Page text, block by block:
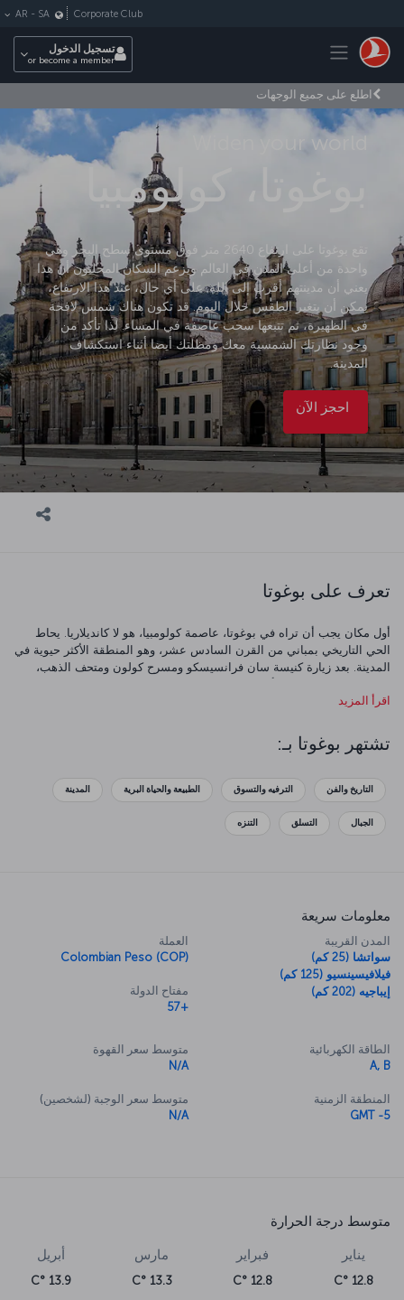
Toggle navigation
Corporate Club
AR - SA
تسجيل الدخول
or become a member
اطلع على جميع الوجهات
Widen your world
بوغوتا، كولومبيا
تقع بوغوتا على ارتفاع 2640 متر فوق مستوى سطح البحر وهي
واحدة من أعلى المدن في العالم ويزعم السكان المحليون أن هذا
يعني أن مدينتهم أقرب إلى الله. على أي حال، عند هذا الارتفاع،
يمكن أن يتغير الطقس خلال اليوم. قد تكون هناك شمس لافحة
في الظهيرة، ثم تتبعها سحب عاصفة في المساء. لذا تأكد من
وجود نظارتك الشمسية معك ومظلتك أيضا أثناء استكشاف
المدينة.
احجز الآن
تعرف على بوغوتا
أول مكان يجب أن تراه في بوغوتا، عاصمة كولومبيا، هو لا كانديلاريا. يحاط
الحي التاريخي بمباني من القرن السادس عشر، وهو المنطقة الأكثر حيوية في
المدينة. بعد زيارة كنيسة سان فرانسيسكو ومسرح كولون ومتحف الذهب،
اقرأ المزيد
تشتهر بوغوتا بـ:
التاريخ والفن الترفيه والتسوق الطبيعة والحياة البرية المدينة
الجبال التسلق التنزه
معلومات سريعة
المدن القريبة
سواتشا (25 كم)
فيلافيسينسيو (125 كم)
إيباجيه (202 كم)
العملة
Colombian Peso (COP)
مفتاح الدولة
+57
الطاقة الكهربائية
A, B
المنطقة الزمنية
GMT -5
متوسط سعر القهوة
N/A
متوسط سعر الوجبة (لشخصين)
N/A
متوسط درجة الحرارة
يناير
12.8 °C
فبراير
12.8 °C
مارس
13.3 °C
أبريل
13.9 °C